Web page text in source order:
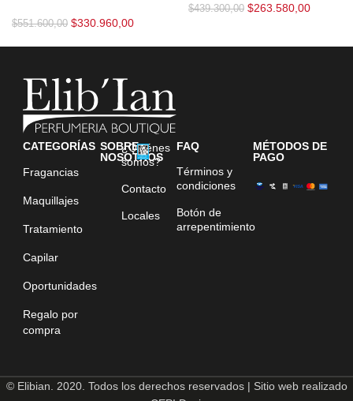
$551.600,00 $330.960,00
$439.300,00 $263.580,00
CATEGORÍAS
Fragancias
Maquillajes
Tratamiento
Capilar
Oportunidades
Regalo por
compra
SOBRE
NOSOTROS
¿Quiénes
somos?
Contacto
Locales
FAQ
Términos y
condiciones
Botón de
arrepentimiento
MÉTODOS DE
PAGO
© Elibian. 2020. Todos los derechos reservados | Sitio web realizado